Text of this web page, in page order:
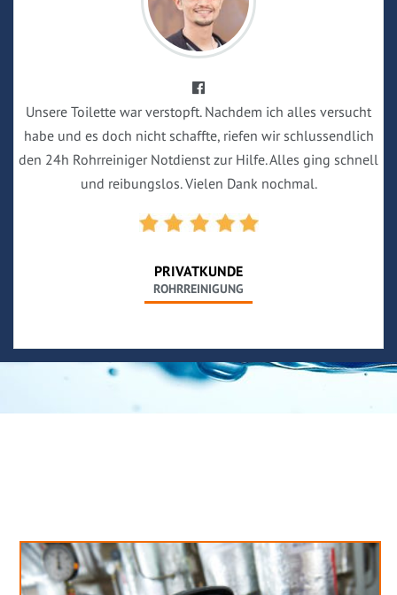
Unsere Toilette war verstopft. Nachdem ich alles versucht
habe und es doch nicht schaffte, riefen wir schlussendlich
den 24h Rohrreiniger Notdienst zur Hilfe. Alles ging schnell
und reibungslos. Vielen Dank nochmal.
PRIVATKUNDE
ROHRREINIGUNG